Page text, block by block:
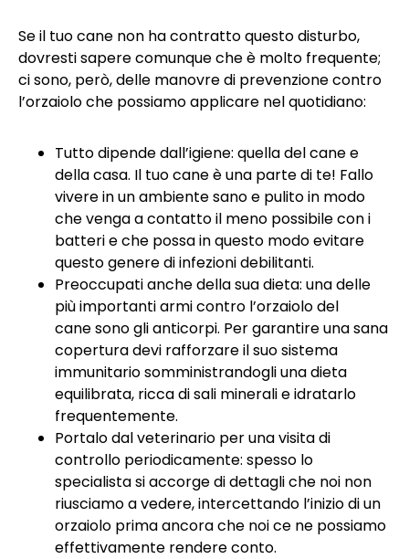
Se il tuo cane non ha contratto questo disturbo,
dovresti sapere comunque che è molto frequente;
ci sono, però, delle manovre di prevenzione contro
l’orzaiolo che possiamo applicare nel quotidiano:
Tutto dipende dall’igiene: quella del cane e
della casa. Il tuo cane è una parte di te! Fallo
vivere in un ambiente sano e pulito in modo
che venga a contatto il meno possibile con i
batteri e che possa in questo modo evitare
questo genere di infezioni debilitanti.
Preoccupati anche della sua dieta: una delle
più importanti armi contro l’orzaiolo del
cane sono gli anticorpi. Per garantire una sana
copertura devi rafforzare il suo sistema
immunitario somministrandogli una dieta
equilibrata, ricca di sali minerali e idratarlo
frequentemente.
Portalo dal veterinario per una visita di
controllo periodicamente: spesso lo
specialista si accorge di dettagli che noi non
riusciamo a vedere, intercettando l’inizio di un
orzaiolo prima ancora che noi ce ne possiamo
effettivamente rendere conto.